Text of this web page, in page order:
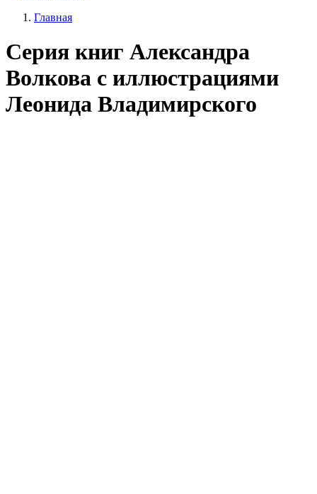
Главная
Серия книг Александра
Волкова с иллюстрациями
Леонида Владимирского